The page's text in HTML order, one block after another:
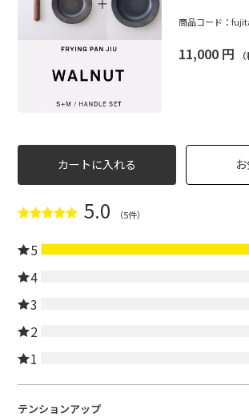
商品コード：
11,000 円
カートに入れる
5.0 （5件）
5
4
3
2
1
テンションアップ